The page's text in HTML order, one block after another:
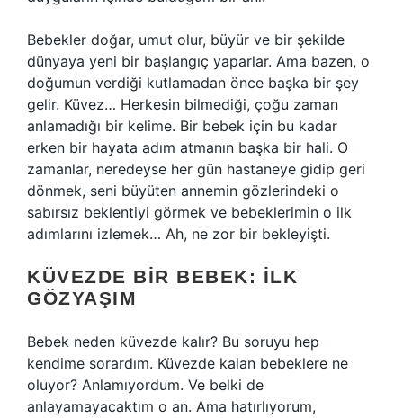
Bebekler doğar, umut olur, büyür ve bir şekilde
dünyaya yeni bir başlangıç yaparlar. Ama bazen, o
doğumun verdiği kutlamadan önce başka bir şey
gelir. Küvez… Herkesin bilmediği, çoğu zaman
anlamadığı bir kelime. Bir bebek için bu kadar
erken bir hayata adım atmanın başka bir hali. O
zamanlar, neredeyse her gün hastaneye gidip geri
dönmek, seni büyüten annemin gözlerindeki o
sabırsız beklentiyi görmek ve bebeklerimin o ilk
adımlarını izlemek… Ah, ne zor bir bekleyişti.
KÜVEZDE BIR BEBEK: İLK
GÖZYAŞIM
Bebek neden küvezde kalır? Bu soruyu hep
kendime sorardım. Küvezde kalan bebeklere ne
oluyor? Anlamıyordum. Ve belki de
anlayamayacaktım o an. Ama hatırlıyorum,